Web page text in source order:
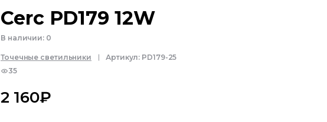
Cerc PD179 12W
В наличии: 0
Точечные светильники Артикул: PD179-25
35
2 160₽